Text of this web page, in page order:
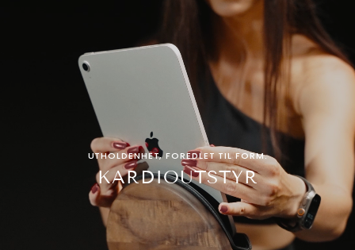
UTHOLDENHET, FOREDLET TIL FORM.
KARDIOUTSTYR